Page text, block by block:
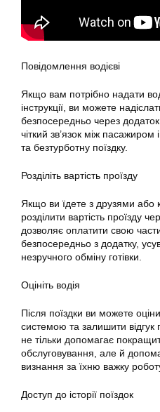
Повідомлення водієві
Якщо вам потрібно надати
інструкції, ви можете
безпосередньо через
чіткий зв’язок між пасажиром
та безтурботну поїздку.
Розділіть вартість проїзду
Якщо ви їдете з друзями або
розділити вартість проїзду
дозволяє оплатити свою
безпосередньо з додатку,
незручного обміну готівки.
Оцініть водія
Після поїздки ви можете
системою та залишити відгук
не тільки допомагає
обслуговування, але й
визнання за їхню важку
Доступ до історії поїздок